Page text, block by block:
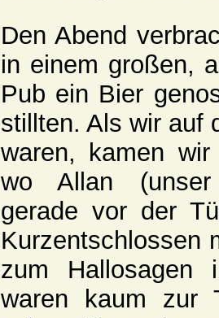
Den Abend
in einem großen,
Pub ein Bier
stillten. Als wir auf
waren, kamen
wo Allan (unser
gerade vor der
Kurzentschlossen
zum
waren kaum zur